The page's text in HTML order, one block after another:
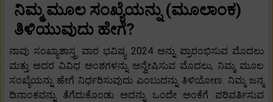
ನಿಮ್ಮ ಮೂಲ ಸಂಖ್ಯೆಯನ್ನು (ಮೂಲಾಂಕ)
ತಿಳಿಯುವುದು ಹೇಗೆ?
ನಾವು ಸಂಖ್ಯಾಶಾಸ್ತ್ರ ವಾರ ಭವಿಷ್ಯ 2024 ಅನ್ನು ಪ್ರಾರಂಭಿಸುವ ಮೊದಲು
ಮತ್ತು ಅದರ ವಿವಿಧ ಅಂಶಗಳನ್ನು ಅನ್ವೇಷಿಸುವ ಮೊದಲು, ನಿಮ್ಮ ಮೂಲ
ಸಂಖ್ಯೆಯನ್ನು ಹೇಗೆ ನಿರ್ಧರಿಸುವುದು ಎಂಬುದನ್ನು ತಿಳಿಯೋಣ. ನಿಮ್ಮ ಜನ್ಮ
ದಿನಾಂಕವನ್ನು ತೆಗೆದುಕೊಂಡು ಅದನ್ನು ಒಂದೇ ಅಂಕೆಗೆ ಪರಿವರ್ತಿಸುವ